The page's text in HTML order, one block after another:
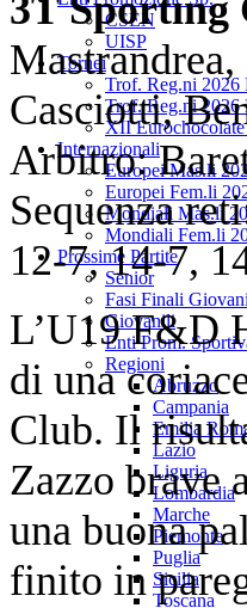
CSEN
UISP
Tornei
Trof. Reg.ni 2026
Trof. Reg.ni 2026
XII Eurochocolate
Internazionali
Europei Mas.li
Europei Fem.li
Mondiali Mas.li
Mondiali Fem.li
Prossime Partite
Senior
Fasi Finali
Giovanili
Enti Prom.
Regioni
Abruzzo
Campania
Emilia
Lazio
Liguria
Lombardia
Marche
Piemonte
Puglia
Sicilia
Toscana
Casciotti,
Arbitro:
Sequenza
12-7, 14-7,
L’U19 F&D
di una
Club. Il
Zazzo brave
una buona
finito in